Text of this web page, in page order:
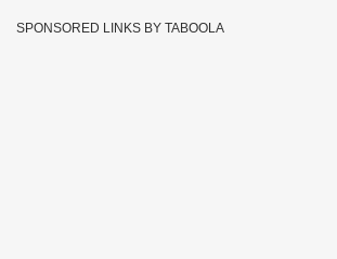
SPONSORED LINKS BY TABOOLA